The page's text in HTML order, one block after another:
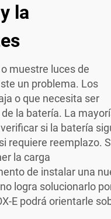
la
muestre luces de
un problema. Los
o que necesita ser
la batería. La
si la batería
requiere reemplazo.
la carga
de instalar una
logra solucionarlo
E podrá orientarle